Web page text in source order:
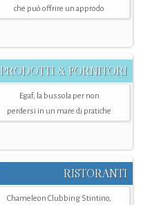
che può offrire un approdo
PRODOTTI & FORNITORI
Egaf, la bussola per non
perdersi in un mare di pratiche
RISTORANTI
Chameleon Clubbing Stintino,